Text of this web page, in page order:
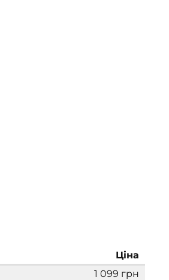
Ціна
1 099 грн